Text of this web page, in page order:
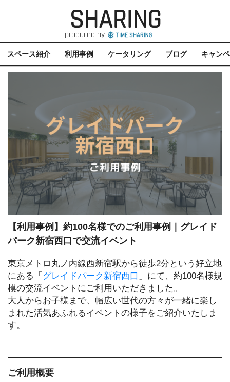
SHARING
produced by
スペース紹介 利用事例 ケータリング ブログ キャン
【利用事例】約100名様でのご利用事例｜グレイド
パーク新宿西口で交流イベント
東京メトロ丸ノ内線西新宿駅から徒歩2分という好立地
にある「 グレイドパーク新宿西口 」にて、約100名様規
模の交流イベントにご利用いただきました。
大人からお子様まで、幅広い世代の方々が一緒に楽し
まれた活気あふれるイベントの様子をご紹介いたしま
す。
ご利用概要